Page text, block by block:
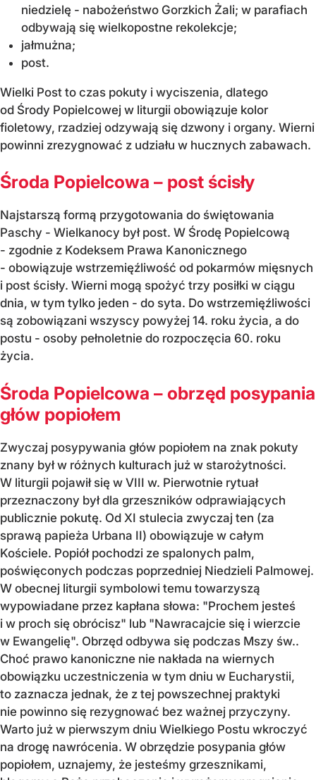
niedzielę - nabożeństwo Gorzkich Żali; w parafiach
odbywają się wielkopostne rekolekcje;
jałmużna;
post.
Wielki Post to czas pokuty i wyciszenia, dlatego
od Środy Popielcowej w liturgii obowiązuje kolor
fioletowy, rzadziej odzywają się dzwony i organy. Wierni
powinni zrezygnować z udziału w hucznych zabawach.
Środa Popielcowa – post ścisły
Najstarszą formą przygotowania do świętowania
Paschy - Wielkanocy był post. W Środę Popielcową
- zgodnie z Kodeksem Prawa Kanonicznego
- obowiązuje wstrzemięźliwość od pokarmów mięsnych
i post ścisły. Wierni mogą spożyć trzy posiłki w ciągu
dnia, w tym tylko jeden - do syta. Do wstrzemięźliwości
są zobowiązani wszyscy powyżej 14. roku życia, a do
postu - osoby pełnoletnie do rozpoczęcia 60. roku
życia.
Środa Popielcowa – obrzęd posypania
głów popiołem
Zwyczaj posypywania głów popiołem na znak pokuty
znany był w różnych kulturach już w starożytności.
W liturgii pojawił się w VIII w. Pierwotnie rytuał
przeznaczony był dla grzeszników odprawiających
publicznie pokutę. Od XI stulecia zwyczaj ten (za
sprawą papieża Urbana II) obowiązuje w całym
Kościele. Popiół pochodzi ze spalonych palm,
poświęconych podczas poprzedniej Niedzieli Palmowej.
W obecnej liturgii symbolowi temu towarzyszą
wypowiadane przez kapłana słowa: "Prochem jesteś
i w proch się obrócisz" lub "Nawracajcie się i wierzcie
w Ewangelię". Obrzęd odbywa się podczas Mszy św..
Choć prawo kanoniczne nie nakłada na wiernych
obowiązku uczestniczenia w tym dniu w Eucharystii,
to zaznacza jednak, że z tej powszechnej praktyki
nie powinno się rezygnować bez ważnej przyczyny.
Warto już w pierwszym dniu Wielkiego Postu wkroczyć
na drogę nawrócenia. W obrzędzie posypania głów
popiołem, uznajemy, że jesteśmy grzesznikami,